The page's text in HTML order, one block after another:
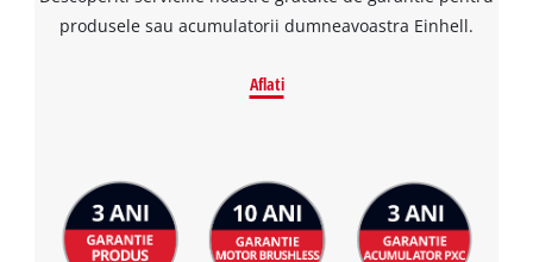
produsele sau acumulatorii dumneavoastra Einhell.
Aflati